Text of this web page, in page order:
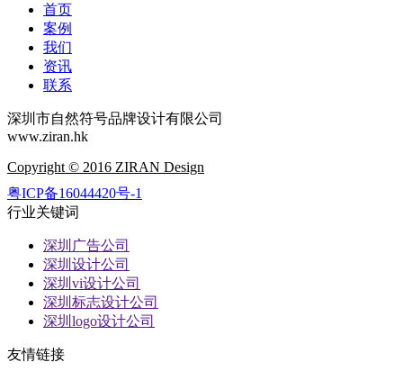
首页
案例
我们
资讯
联系
深圳市自然符号品牌设计有限公司
www.ziran.hk
Copyright © 2016 ZIRAN Design
粤ICP备16044420号-1
行业关键词
深圳广告公司
深圳设计公司
深圳vi设计公司
深圳标志设计公司
深圳logo设计公司
友情链接